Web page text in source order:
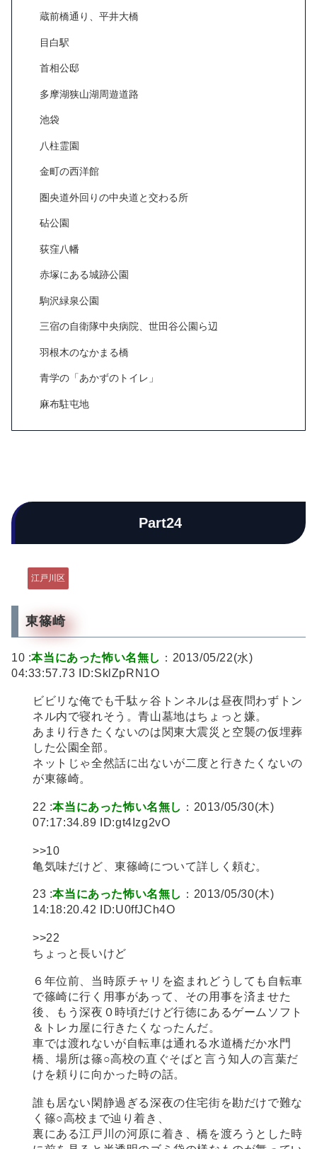
蔵前橋通り、平井大橋
目白駅
首相公邸
多摩湖狭山湖周遊道路
池袋
八柱霊園
金町の西洋館
圏央道外回りの中央道と交わる所
砧公園
荻窪八幡
赤塚にある城跡公園
駒沢緑泉公園
三宿の自衛隊中央病院、世田谷公園ら辺
羽根木のなかまる橋
青学の「あかずのトイレ」
麻布駐屯地
Part24
江戸川区
東篠崎
10 :本当にあった怖い名無し ：2013/05/22(水)
04:33:57.73 ID:SklZpRN1O
ビビリな俺でも千駄ヶ谷トンネルは昼夜問わずトン
ネル内で寝れそう。青山墓地はちょっと嫌。
あまり行きたくないのは関東大震災と空襲の仮埋葬
した公園全部。
ネットじゃ全然話に出ないが二度と行きたくないの
が東篠崎。
22 :本当にあった怖い名無し ：2013/05/30(木)
07:17:34.89 ID:gt4Izg2vO
>>10
亀気味だけど、東篠崎について詳しく頼む。
23 :本当にあった怖い名無し ：2013/05/30(木)
14:18:20.42 ID:U0ffJCh4O
>>22
ちょっと長いけど
６年位前、当時原チャリを盗まれどうしても自転車
で篠崎に行く用事があって、その用事を済ませた
後、もう深夜０時頃だけど行徳にあるゲームソフト
＆トレカ屋に行きたくなったんだ。
車では渡れないが自転車は通れる水道橋だか水門
橋、場所は篠○高校の直ぐそばと言う知人の言葉だ
けを頼りに向かった時の話。
誰も居ない閑静過ぎる深夜の住宅街を勘だけで難な
く篠○高校まで辿り着き、
裏にある江戸川の河原に着き、橋を渡ろうとした時